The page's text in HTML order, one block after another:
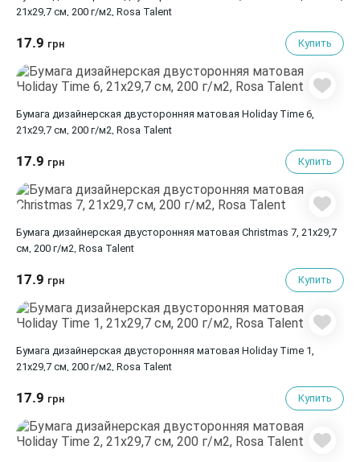
21х29,7 см, 200 г/м2, Rosa Talent
17.9 грн Купить
Бумага дизайнерская двусторонняя матовая Holiday Time 6,
21х29,7 см, 200 г/м2, Rosa Talent
17.9 грн Купить
Бумага дизайнерская двусторонняя матовая Christmas 7, 21х29,7
см, 200 г/м2, Rosa Talent
17.9 грн Купить
Бумага дизайнерская двусторонняя матовая Holiday Time 1,
21х29,7 см, 200 г/м2, Rosa Talent
17.9 грн Купить